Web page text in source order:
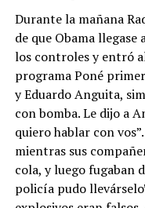
Durante la mañana
de que Obama llegase
los controles y entró
programa Poné
y Eduardo Anguita,
con bomba. Le dijo a
quiero hablar con
mientras sus
cola, y luego fugaban
policía pudo